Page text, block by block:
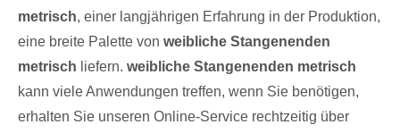
metrisch, einer langjährigen Erfahrung in der Produktion,
eine breite Palette von weibliche Stangenenden
metrisch liefern. weibliche Stangenenden metrisch
kann viele Anwendungen treffen, wenn Sie benötigen,
erhalten Sie unseren Online-Service rechtzeitig über